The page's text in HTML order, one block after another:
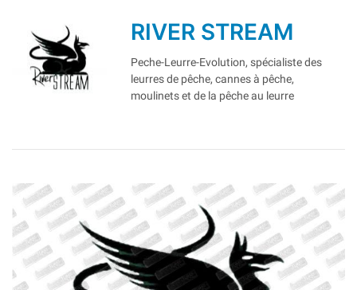
RIVER STREAM
Peche-Leurre-Evolution, spécialiste des
leurres de pêche, cannes à pêche,
moulinets et de la pêche au leurre